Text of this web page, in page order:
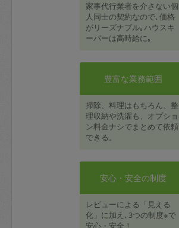
家事代行業者を介さない個
人同士の契約なので､価格
がリーズナブル｡ハウスキ
ーパーは高時給に｡
豊富な業務範囲
掃除、料理はもちろん、整
理収納や洗濯も、オプショ
ン料金ナシでまとめて依頼
できる。
安心・安全の制度
レビューによる「見える
化」に加え､3つの制度※で
安心・安全！